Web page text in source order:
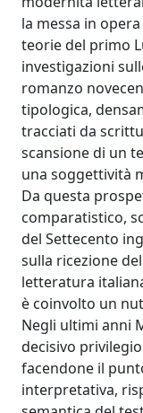
la messa in
teorie del primo
investigazioni
romanzo
tipologica,
tracciati da
scansione di un
una soggettività
Da questa
comparatistico,
del Settecento
sulla ricezione
letteratura
è coinvolto un
Negli ultimi anni
decisivo
facendone il
interpretativa,